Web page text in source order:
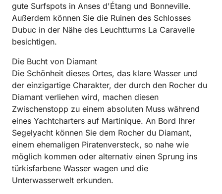
gute Surfspots in Anses d'Étang und Bonneville.
Außerdem können Sie die Ruinen des Schlosses
Dubuc in der Nähe des Leuchtturms La Caravelle
besichtigen.
Die Bucht von Diamant
Die Schönheit dieses Ortes, das klare Wasser und
der einzigartige Charakter, der durch den Rocher du
Diamant verliehen wird, machen diesen
Zwischenstopp zu einem absoluten Muss während
eines Yachtcharters auf Martinique. An Bord Ihrer
Segelyacht können Sie dem Rocher du Diamant,
einem ehemaligen Piratenversteck, so nahe wie
möglich kommen oder alternativ einen Sprung ins
türkisfarbene Wasser wagen und die
Unterwasserwelt erkunden.